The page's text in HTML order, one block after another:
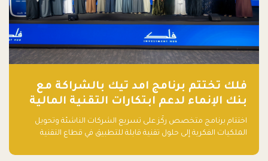
فلك تختتم برنامج امد تيك بالشراكة مع
بنك الإنماء لدعم ابتكارات التقنية المالية
اختتام برنامج متخصص ركّز على تسريع الشركات الناشئة وتحويل
الملكيات الفكرية إلى حلول تقنية قابلة للتطبيق في قطاع التقنية